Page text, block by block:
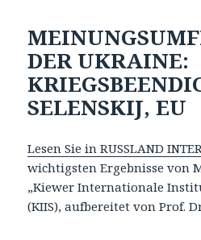
DER UKRAINE:
SELENSKIJ, EU
Lesen Sie in RUSSLAND
wichtigsten Ergebnisse von
„Kiewer Internationale
(KIIS), aufbereitet von Prof.